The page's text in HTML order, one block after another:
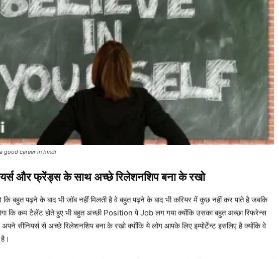
good career in hindi
और फ्रेंड्स के साथ अच्छे रिलेशनशिप बना के रखो
बहुत पढ़ने के बाद भी जॉब नहीं मिलती है वे बहुत पढ़ने के बाद भी करियर में कुछ नहीं कर पाते है जबकि
कि कम टैलेंट होते हुए भी बहुत अच्छी Position पे Job लग गया क्योंकि उसका बहुत अच्छा रिफरेन्स
सीनियर्स से अच्छे रिलेशनशिप बना के रखो क्योंकि ये लोग आपके लिए इम्पोर्टेन्ट इसलिए है क्योंकि वे